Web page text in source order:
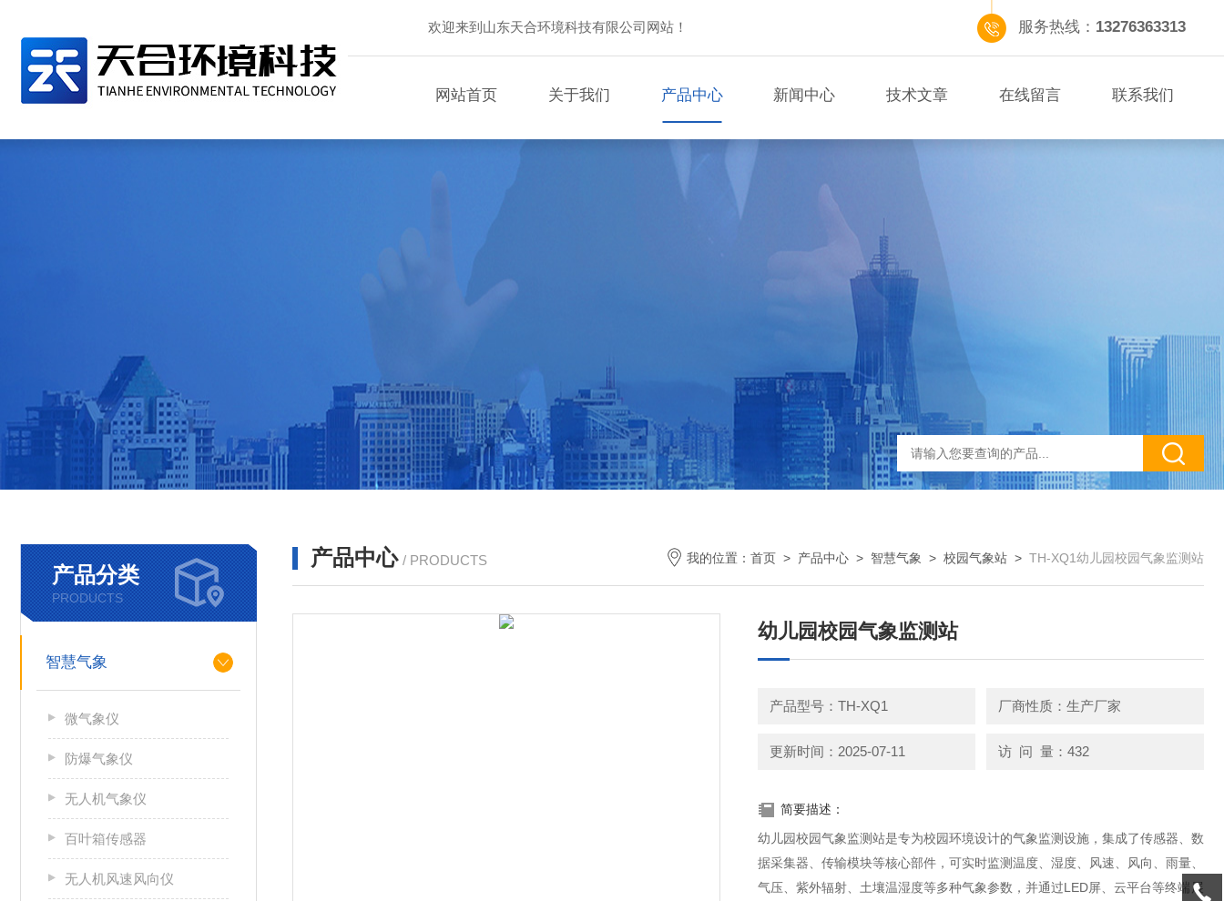
欢迎来到山东天合环境科技有限公司网站！ 服务热线： 13276363313
网站首页 关于我们 产品中心 新闻中心 技术文章 在线留言 联系我们
产品分类
PRODUCTS
智慧气象
微气象仪
防爆气象仪
无人机气象仪
百叶箱传感器
无人机风速风向仪
产品中心 / PRODUCTS 我的位置： 首页 > 产品中心 > 智慧气象 > 校园气象站 > TH-XQ1幼儿园校园气象监测站
幼儿园校园气象监测站
产品型号：TH-XQ1 厂商性质：生产厂家
更新时间：2025-07-11 访 问 量：432
简要描述：
幼儿园校园气象监测站是专为校园环境设计的气象监测设施，集成了传感器、数
据采集器、传输模块等核心部件，可实时监测温度、湿度、风速、风向、雨量、
气压、紫外辐射、土壤温湿度等多种气象参数，并通过LED屏、云平台等终端展